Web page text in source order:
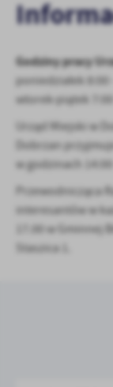
Godziny pracy
poniedziałek 8:00
wtorek-piątek
Urząd Miejski w
Dobrzan
w godzinach 14:00
Przewodnicząca
interesantów w
17.00 w Gminnej
Staszica 1.